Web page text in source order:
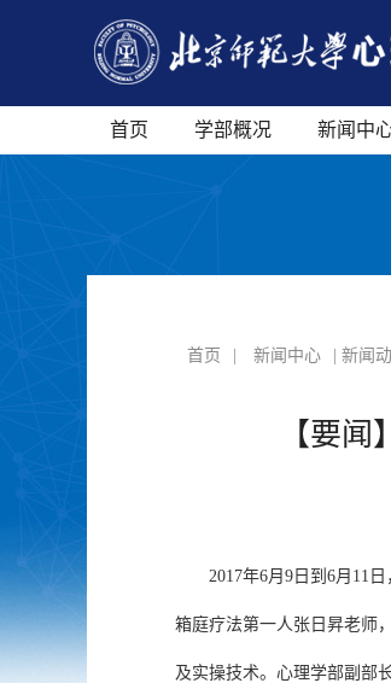
首页 学部概况 新闻中
首页 新闻中心 | 新闻
【要
2017年6月 9 日到 6月 11
箱庭疗法第一人张日昇老师
及实操技术。心理学部副部